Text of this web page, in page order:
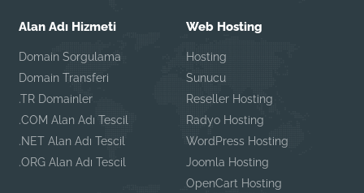
Alan Adı Hizmeti
Domain Sorgulama
Domain Transferi
.TR Domainler
.COM Alan Adı Tescil
.NET Alan Adı Tescil
.ORG Alan Adı Tescil
Web Hosting
Hosting
Sunucu
Reseller Hosting
Radyo Hosting
WordPress Hosting
Joomla Hosting
OpenCart Hosting